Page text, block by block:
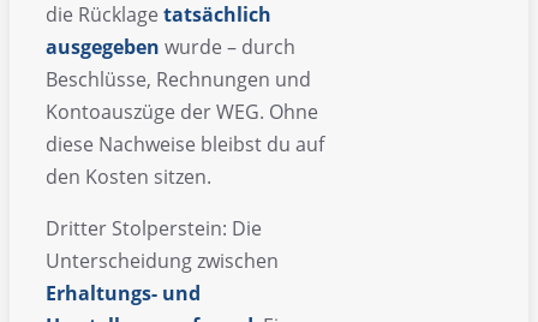
die Rücklage tatsächlich
ausgegeben wurde – durch
Beschlüsse, Rechnungen und
Kontoauszüge der WEG. Ohne
diese Nachweise bleibst du auf
den Kosten sitzen.
Dritter Stolperstein: Die
Unterscheidung zwischen
Erhaltungs- und